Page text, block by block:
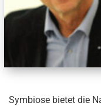
Symbiose bietet die